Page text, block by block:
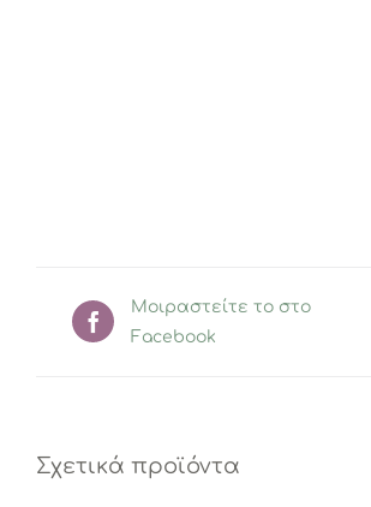
Μοιραστείτε το στο
Facebook
Σχετικά προϊόντα